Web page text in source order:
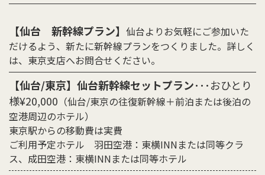
【仙台 新幹線プラン】 仙台よりお気軽にご参加いた
だけるよう、新たに新幹線プランをつくりました。詳しく
は、東京支店へお問合せください。
【仙台/東京】仙台新幹線セットプラン･･･おひとり
様¥20,000 （仙台/東京の往復新幹線＋前泊または後泊の
空港周辺のホテル）
東京駅からの移動費は実費
ご利用予定ホテル 羽田空港：東横INNまたは同等クラ
ス、成田空港：東横INNまたは同等ホテル